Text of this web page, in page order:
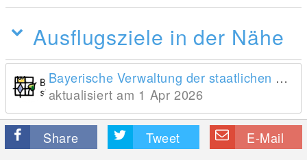
Ausflugsziele in der Nähe
Bayerische Verwaltung der staatlichen Schlösser, Gärten und Seen
aktualisiert am 1 Apr 2026
Share Tweet E-Mail